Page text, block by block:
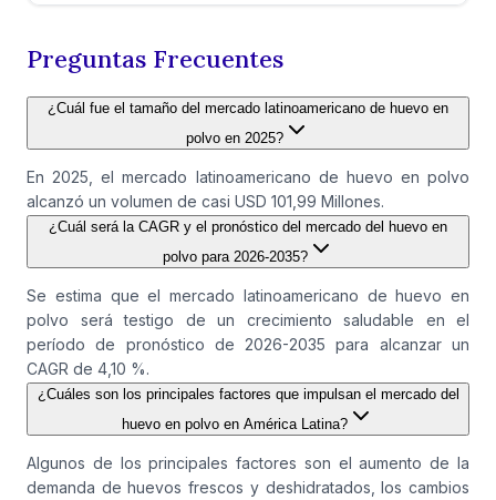
Preguntas Frecuentes
¿Cuál fue el tamaño del mercado latinoamericano de huevo en
polvo en 2025?
En 2025, el mercado latinoamericano de huevo en polvo
alcanzó un volumen de casi USD 101,99 Millones.
¿Cuál será la CAGR y el pronóstico del mercado del huevo en
polvo para 2026-2035?
Se estima que el mercado latinoamericano de huevo en
polvo será testigo de un crecimiento saludable en el
período de pronóstico de 2026-2035 para alcanzar un
CAGR de 4,10 %.
¿Cuáles son los principales factores que impulsan el mercado del
huevo en polvo en América Latina?
Algunos de los principales factores son el aumento de la
demanda de huevos frescos y deshidratados, los cambios